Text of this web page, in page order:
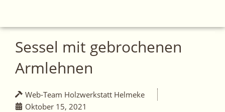
Sessel mit gebrochenen
Armlehnen
Web-Team Holzwerkstatt Helmeke
Oktober 15, 2021